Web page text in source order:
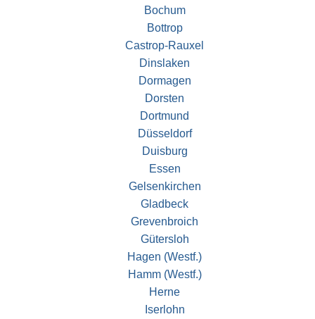
Bochum
Bottrop
Castrop-Rauxel
Dinslaken
Dormagen
Dorsten
Dortmund
Düsseldorf
Duisburg
Essen
Gelsenkirchen
Gladbeck
Grevenbroich
Gütersloh
Hagen (Westf.)
Hamm (Westf.)
Herne
Iserlohn